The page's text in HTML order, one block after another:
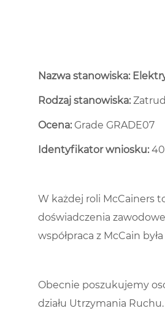
Nazwa stanowiska:
Rodzaj stanowiska:
Ocena: Grade GRADE07
Identyfikator wniosku:
W każdej roli McCainers
doświadczenia
współpraca z McCain
Obecnie poszukujemy
działu Utrzymania Ruchu.